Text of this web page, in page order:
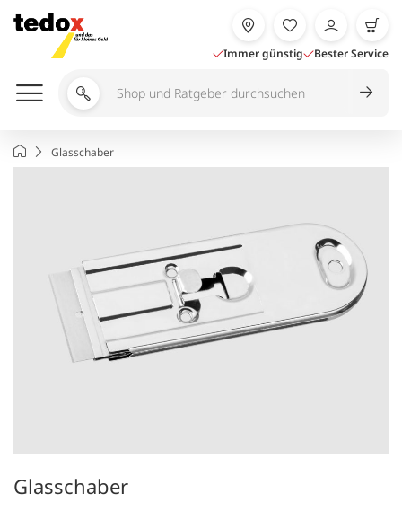
Inhalt
springen
Immer günstig Bester Service
Shop
durchsuchen
StartseiteGlasschaber
Glasschaber